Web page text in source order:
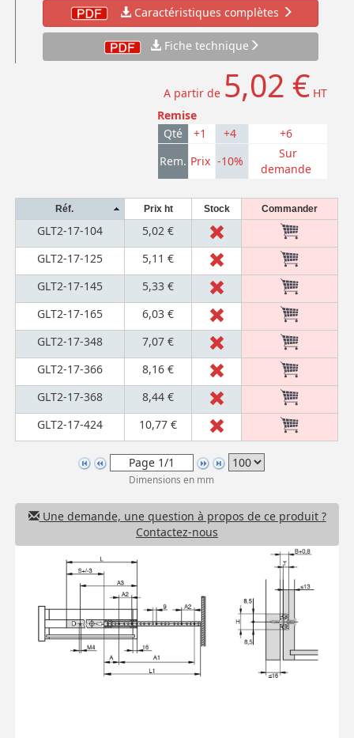
Caractéristiques complètes
Fiche technique
A partir de 5,02 € HT
Remise
Qté
+1 +4
+6
Rem. Prix -10%
Sur
demande
Réf. Prix ht Stock Commander
GLT2-17-104
5,02 €
GLT2-17-125
5,11 €
GLT2-17-145
5,33 €
GLT2-17-165
6,03 €
GLT2-17-348
7,07 €
GLT2-17-366
8,16 €
GLT2-17-368
8,44 €
GLT2-17-424
10,77 €
Dimensions en mm
Une demande, une question à propos de ce produit ?
Contactez-nous